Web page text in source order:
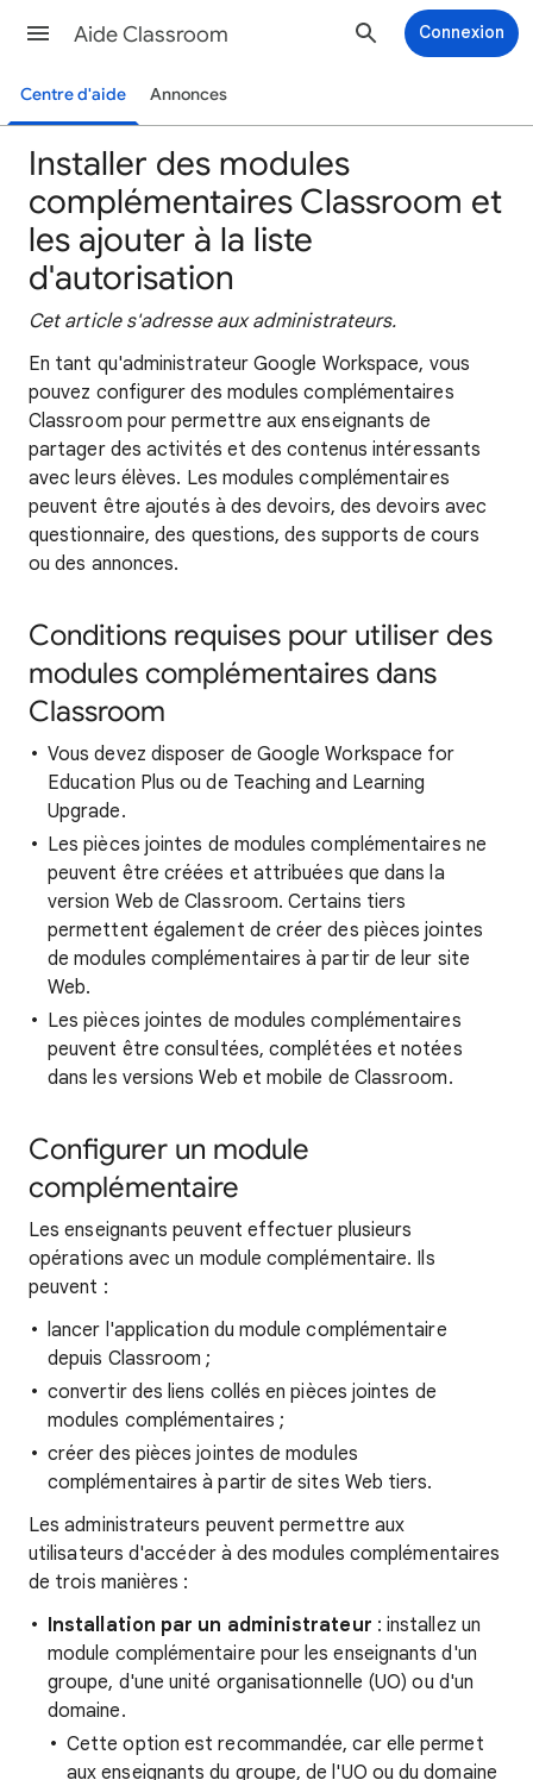
Aide Classroom Connexion
Centre d'aide Annonces
Installer des modules
complémentaires Classroom et
les ajouter à la liste
d'autorisation
Cet article s'adresse aux administrateurs.
En tant qu'administrateur Google Workspace, vous
pouvez configurer des modules complémentaires
Classroom pour permettre aux enseignants de
partager des activités et des contenus intéressants
avec leurs élèves. Les modules complémentaires
peuvent être ajoutés à des devoirs, des devoirs avec
questionnaire, des questions, des supports de cours
ou des annonces.
Conditions requises pour utiliser des
modules complémentaires dans
Classroom
Vous devez disposer de Google Workspace for
Education Plus ou de Teaching and Learning
Upgrade.
Les pièces jointes de modules complémentaires ne
peuvent être créées et attribuées que dans la
version Web de Classroom. Certains tiers
permettent également de créer des pièces jointes
de modules complémentaires à partir de leur site
Web.
Les pièces jointes de modules complémentaires
peuvent être consultées, complétées et notées
dans les versions Web et mobile de Classroom.
Configurer un module
complémentaire
Les enseignants peuvent effectuer plusieurs
opérations avec un module complémentaire. Ils
peuvent :
lancer l'application du module complémentaire
depuis Classroom ;
convertir des liens collés en pièces jointes de
modules complémentaires ;
créer des pièces jointes de modules
complémentaires à partir de sites Web tiers.
Les administrateurs peuvent permettre aux
utilisateurs d'accéder à des modules complémentaires
de trois manières :
Installation par un administrateur : installez un
module complémentaire pour les enseignants d'un
groupe, d'une unité organisationnelle (UO) ou d'un
domaine.
Cette option est recommandée, car elle permet
aux enseignants du groupe, de l'UO ou du domaine